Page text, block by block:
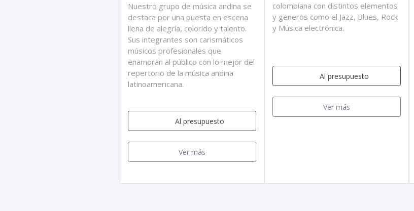
Nuestro grupo de música andina se
destaca por una puesta en escena
llena de alegría, colorido y talento.
Sus integrantes son carismáticos
músicos profesionales que
enamoran al público con lo mejor del
repertorio de la música andina
latinoamericana.
Al presupuesto
Ver más
colombiana con distintos elementos
y generos como el Jazz, Blues, Rock
y Música electrónica.
Al presupuesto
Ver más